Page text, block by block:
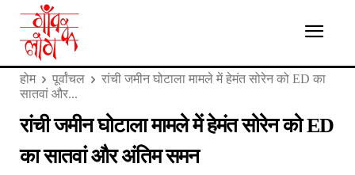
होम पूर्वांचल
रांची जमीन घोटाला मामले में हेमंत सोरेन को ED का
सातवां और...
रांची जमीन घोटाला मामले में हेमंत सोरेन को ED
का सातवां और अंतिम समन